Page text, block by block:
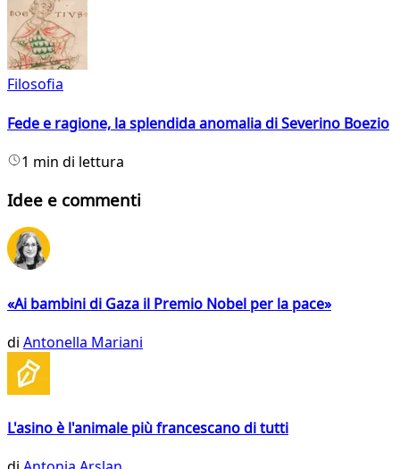
Filosofia
Fede e ragione, la splendida anomalia di Severino Boezio
1 min di lettura
Idee e commenti
«Ai bambini di Gaza il Premio Nobel per la pace»
di Antonella Mariani
L'asino è l'animale più francescano di tutti